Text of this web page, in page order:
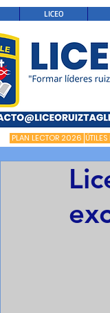
LICEO
PLAN LECTOR 2026